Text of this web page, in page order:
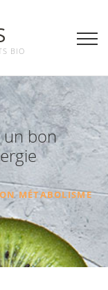
BIO
un bon
MÉTABOLISME